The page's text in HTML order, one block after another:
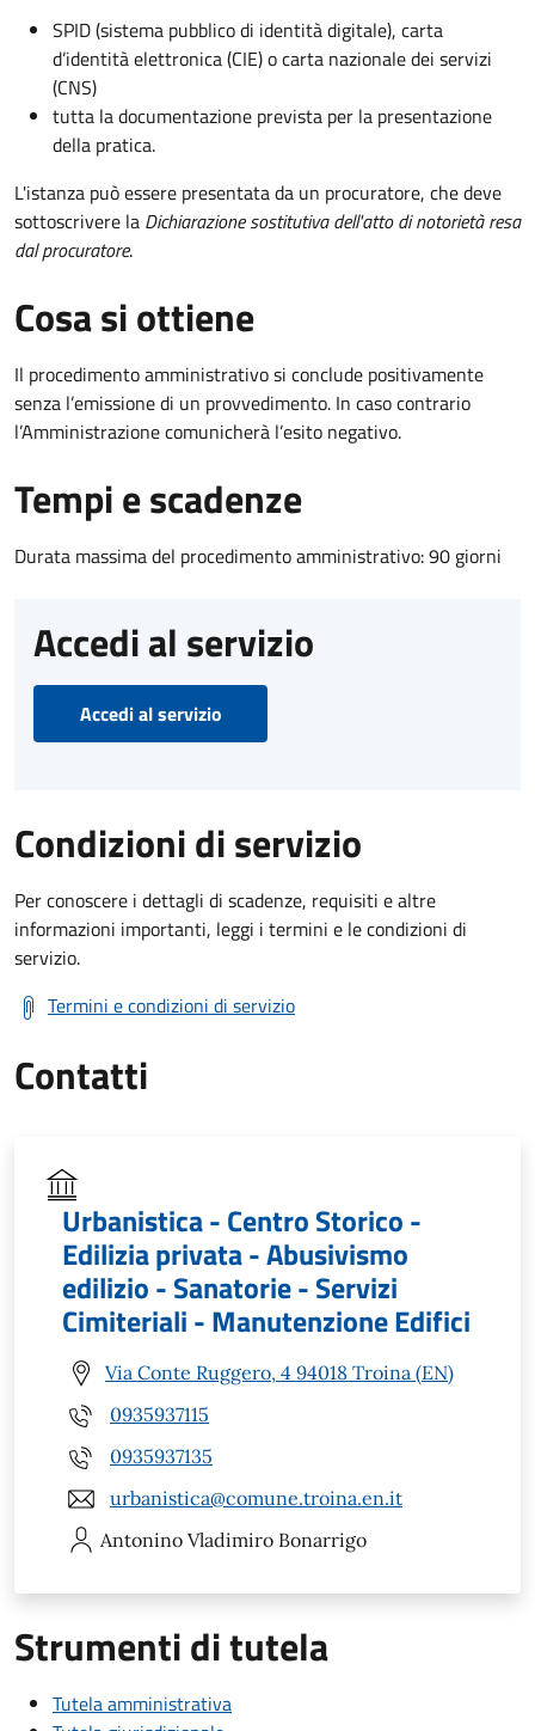
SPID (sistema pubblico di identità digitale), carta
d’identità elettronica (CIE) o carta nazionale dei servizi
(CNS)
tutta la documentazione prevista per la presentazione
della pratica.
L'istanza può essere presentata da un procuratore, che deve
sottoscrivere la Dichiarazione sostitutiva dell'atto di notorietà resa
dal procuratore.
Cosa si ottiene
Il procedimento amministrativo si conclude positivamente
senza l’emissione di un provvedimento. In caso contrario
l’Amministrazione comunicherà l’esito negativo.
Tempi e scadenze
Durata massima del procedimento amministrativo: 90 giorni
Accedi al servizio
Accedi al servizio
Condizioni di servizio
Per conoscere i dettagli di scadenze, requisiti e altre
informazioni importanti, leggi i termini e le condizioni di
servizio.
Termini e condizioni di servizio
Contatti
Urbanistica - Centro Storico -
Edilizia privata - Abusivismo
edilizio - Sanatorie - Servizi
Cimiteriali - Manutenzione Edifici
Via Conte Ruggero, 4 94018 Troina (EN)
0935937115
0935937135
urbanistica@comune.troina.en.it
Antonino Vladimiro Bonarrigo
Strumenti di tutela
Tutela amministrativa